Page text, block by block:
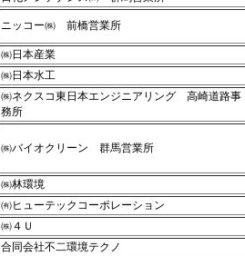
ニッコー㈱ 前橋営業所
㈱日本産業
㈱日本水工
㈱ネクスコ東日本エンジニアリング 高崎道路事
務所
㈱バイオクリーン 群馬営業所
㈱林環境
㈲ヒューテックコーポレーション
㈱４Ｕ
合同会社不二環境テクノ